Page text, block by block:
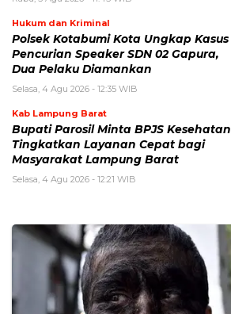
Hukum dan Kriminal
Polsek Kotabumi Kota Ungkap Kasus
Pencurian Speaker SDN 02 Gapura,
Dua Pelaku Diamankan
Selasa, 4 Agu 2026 - 12:35 WIB
Kab Lampung Barat
Bupati Parosil Minta BPJS Kesehatan
Tingkatkan Layanan Cepat bagi
Masyarakat Lampung Barat
Selasa, 4 Agu 2026 - 12:21 WIB